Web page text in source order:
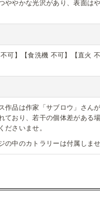
ややかな光沢があり、表面は
不可】【食洗機 不可】【直火
作品は作家「サブロウ」さん
ており、若干の個体差がある
ださいませ。
の中のカトラリーは付属しませ